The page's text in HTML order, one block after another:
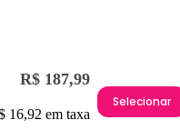
R$ 187,99
16,92 em taxa
Selecionar